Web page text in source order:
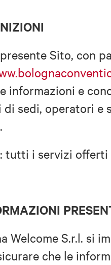
Sito, con
informazioni e
di sedi, operatori e
tutti i servizi
Welcome S.r.l. si
che le